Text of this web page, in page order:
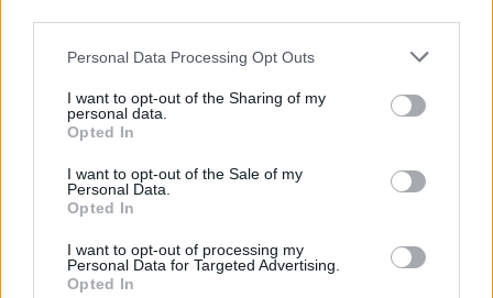
Personal Data Processing Opt Outs
I want to opt-out of the Sharing of my
personal data.
Opted In
I want to opt-out of the Sale of my
Personal Data.
Opted In
I want to opt-out of processing my
Personal Data for Targeted Advertising.
Opted In
TI POTREBBE INTERESSARE
Carta docente 2026,
residuo prima della
scadenza